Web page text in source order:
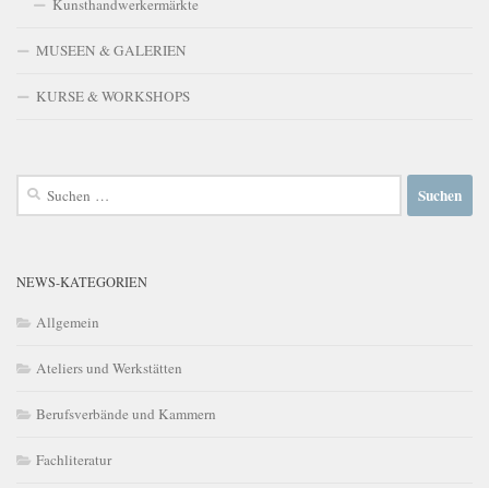
Kunsthandwerkermärkte
MUSEEN & GALERIEN
KURSE & WORKSHOPS
Suchen
NEWS-KATEGORIEN
Allgemein
Ateliers und Werkstätten
Berufsverbände und Kammern
Fachliteratur